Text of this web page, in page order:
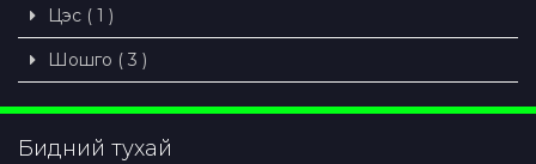
Цэс ( 1 )
Шошго ( 3 )
Бидний тухай